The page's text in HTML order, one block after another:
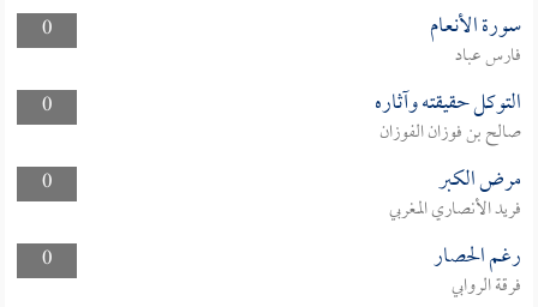
0
سورة الأنعام
فارس عباد
0
التوكل حقيقته وآثاره
صالح بن فوزان الفوزان
0
مرض الكبر
فريد الأنصاري المغربي
0
رغم الحصار
فرقة الروابي